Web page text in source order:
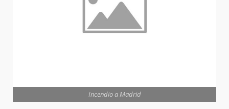
Incendio a Madrid